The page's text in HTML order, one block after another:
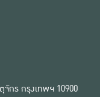
จักร กรุงเทพฯ 10900